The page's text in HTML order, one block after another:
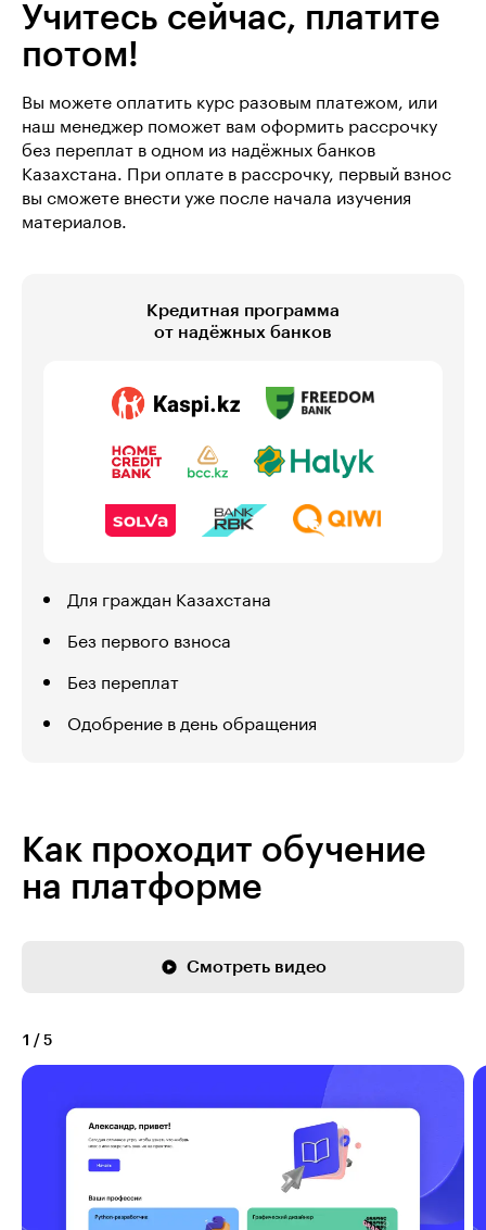
Учитесь сейчас, платите
потом!
Вы можете оплатить курс разовым платежом, или
наш менеджер поможет вам оформить рассрочку
без переплат в одном из надёжных банков
Казахстана. При оплате в рассрочку, первый взнос
вы сможете внести уже после начала изучения
материалов.
Кредитная программа
от надёжных банков
Для граждан Казахстана
Без первого взноса
Без переплат
Одобрение в день обращения
Как проходит обучение
на платформе
Смотреть видео
1 / 5